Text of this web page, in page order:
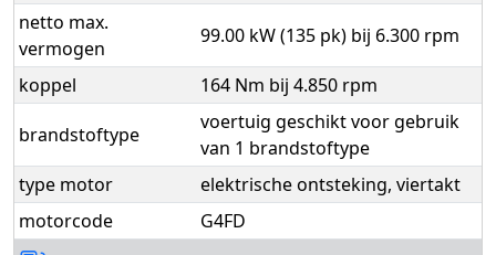
netto max.
vermogen
99.00 kW (135 pk) bij 6.300 rpm
koppel 164 Nm bij 4.850 rpm
brandstoftype
voertuig geschikt voor gebruik
van 1 brandstoftype
type motor
elektrische ontsteking, viertakt
motorcode
G4FD